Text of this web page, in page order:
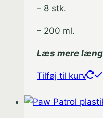
– 8 stk.
– 200 ml.
Læs mere
Tilføj til kurv